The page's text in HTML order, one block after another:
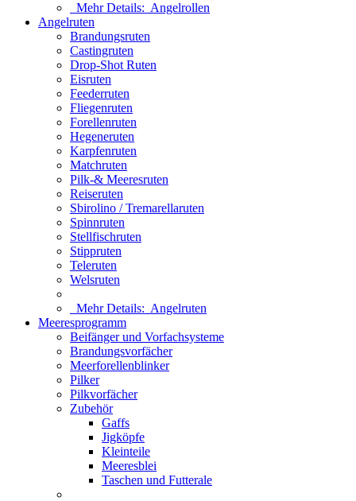
Mehr Details: Angelrollen
Angelruten
Brandungsruten
Castingruten
Drop-Shot Ruten
Eisruten
Feederruten
Fliegenruten
Forellenruten
Hegeneruten
Karpfenruten
Matchruten
Pilk-& Meeresruten
Reiseruten
Sbirolino / Tremarellaruten
Spinnruten
Stellfischruten
Stippruten
Teleruten
Welsruten
Mehr Details: Angelruten
Meeresprogramm
Beifänger und Vorfachsysteme
Brandungsvorfächer
Meerforellenblinker
Pilker
Pilkvorfächer
Zubehör
Gaffs
Jigköpfe
Kleinteile
Meeresblei
Taschen und Futterale